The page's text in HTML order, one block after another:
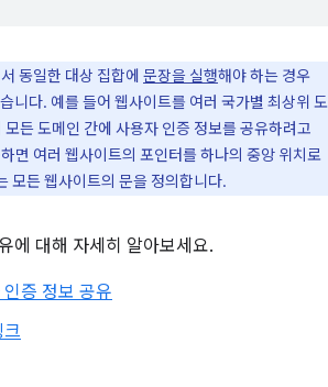
동일한 대상 집합에 문장을 실행해야 하는 경우
니다. 예를 들어 웹사이트를 여러 국가별 최상위 도
든 도메인 간에 사용자 인증 정보를 공유하려고
면 여러 웹사이트의 포인터를 하나의 중앙 위치로
모든 웹사이트의 문을 정의합니다.
에 대해 자세히 알아보세요.
증 정보 공유